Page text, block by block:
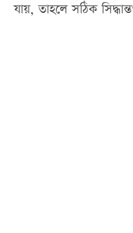
যায়, তাহলে সঠিক